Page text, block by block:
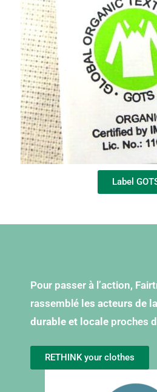
Label
Pour passer à l’action,
rassemblé les acteurs de
durable et locale proches
RETHINK your clothes